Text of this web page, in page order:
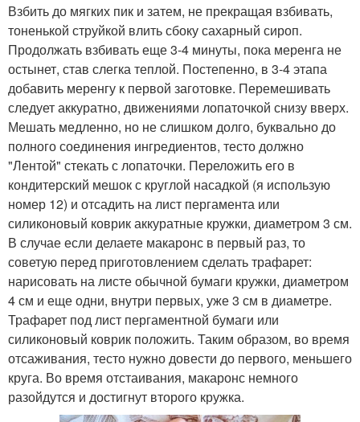
Взбить до мягких пик и затем, не прекращая взбивать,
тоненькой струйкой влить сбоку сахарный сироп.
Продолжать взбивать еще 3-4 минуты, пока меренга не
остынет, став слегка теплой. Постепенно, в 3-4 этапа
добавить меренгу к первой заготовке. Перемешивать
следует аккуратно, движениями лопаточкой снизу вверх.
Мешать медленно, но не слишком долго, буквально до
полного соединения ингредиентов, тесто должно
"Лентой" стекать с лопаточки. Переложить его в
кондитерский мешок с круглой насадкой (я использую
номер 12) и отсадить на лист пергамента или
силиконовый коврик аккуратные кружки, диаметром 3 см.
В случае если делаете макаронс в первый раз, то
советую перед приготовлением сделать трафарет:
нарисовать на листе обычной бумаги кружки, диаметром
4 см и еще одни, внутри первых, уже 3 см в диаметре.
Трафарет под лист пергаментной бумаги или
силиконовый коврик положить. Таким образом, во время
отсаживания, тесто нужно довести до первого, меньшего
круга. Во время отстаивания, макаронс немного
разойдутся и достигнут второго кружка.